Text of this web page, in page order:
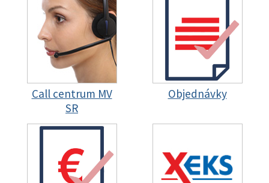
Call centrum MV
SR
Objednávky